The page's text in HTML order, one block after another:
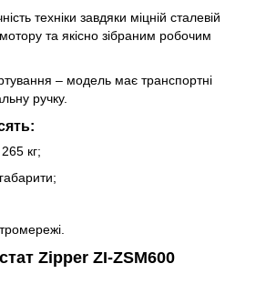
техніки завдяки міцній сталевій
та якісно зібраним робочим
– модель має транспортні
ручку.
кг;
Zipper ZI-ZSM600